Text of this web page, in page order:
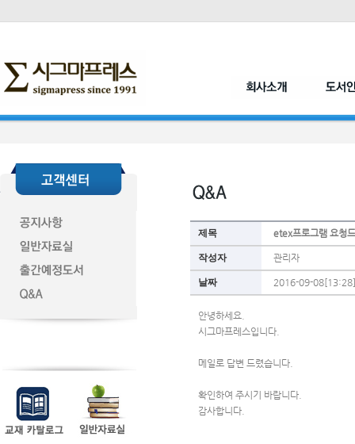
제목 etex프로그램 요청
작성자 관리자
날짜 2016-09-08[13:28]
안녕하세요.
시그마프레스입니다.
메일로 답변 드렸습니다.
확인하여 주시기 바랍니다.
감사합니다.